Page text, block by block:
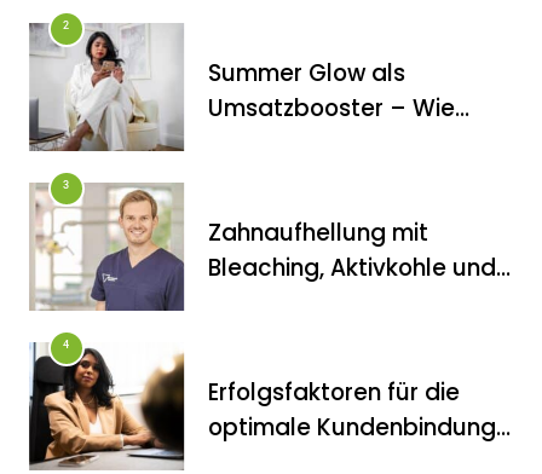
2
Summer Glow als
Umsatzbooster – Wie
3
Zahnaufhellung mit
Bleaching, Aktivkohle und
4
Erfolgsfaktoren für die
optimale Kundenbindung
FITNESS
Die perfekten Liegestütze
FITNESS
Inanna Medical Spa als einziges